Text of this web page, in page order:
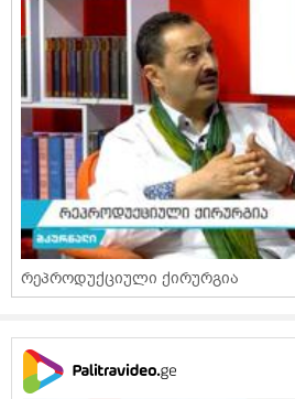
რეპროდუქციული ქირურგია